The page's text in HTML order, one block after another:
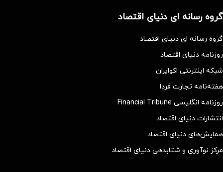
گروه رسانه ای دنیای اقتصاد
گروه رسانه ای دنیای اقتصاد
روزنامه دنیای اقتصاد
شبکه اینترنتی اکوایران
هفته‌نامه تجارت فردا
روزنامه انگلیسی Financial Tribune
انتشارات دنیای اقتصاد
همایش‌های دنیای اقتصاد
مرکز نوآوری و شتابدهی دنیای اقتصاد